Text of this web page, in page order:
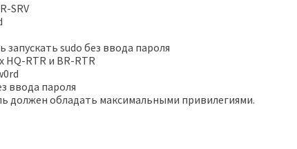
SRV
sudo без ввода пароля
RTR и BR-RTR
ввода пароля
должен обладать максимальными привилегиями.